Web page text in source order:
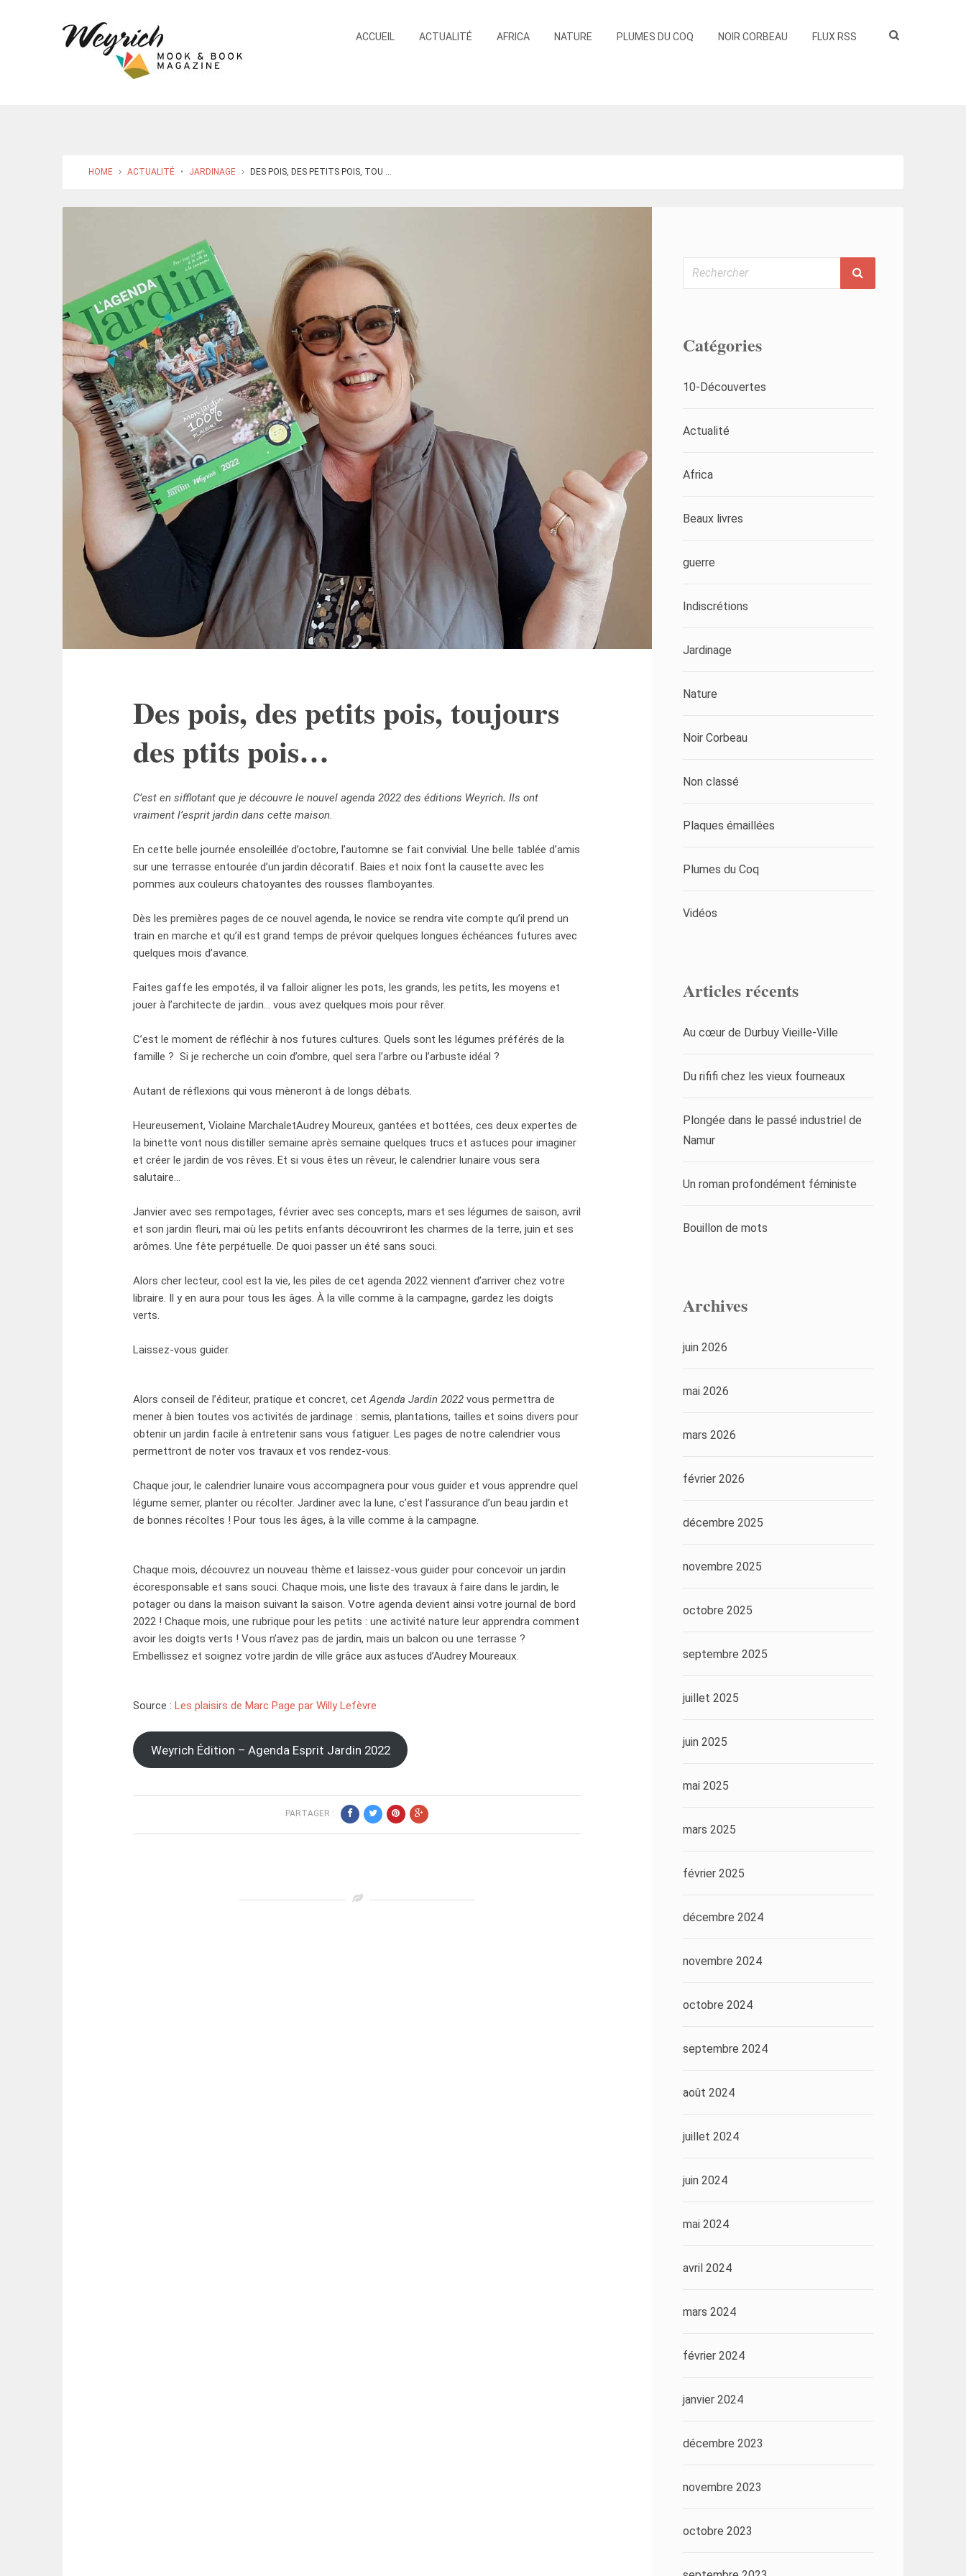
ACCUEIL ACTUALITÉ AFRICA NATURE PLUMES DU COQ NOIR CORBEAU FLUX RSS
HOME ACTUALITÉ • JARDINAGE DES POIS, DES PETITS POIS, TOU ...
Des pois, des petits pois, toujours
des ptits pois…
C’est en sifflotant que je découvre le nouvel agenda 2022 des éditions Weyrich.Ils ont
vraiment l’esprit jardin dans cette maison.
En cette belle journée ensoleillée d’octobre, l’automne se fait convivial. Une belle tablée d’amis
sur une terrasse entourée d’un jardin décoratif. Baies et noix font la causette avec les
pommes aux couleurs chatoyantes des rousses flamboyantes.
Dès les premières pages de ce nouvel agenda, le novice se rendra vite compte qu’il prend un
train en marche et qu’il est grand temps de prévoir quelques longues échéances futures avec
quelques mois d’avance.
Faites gaffe les empotés, il va falloir aligner les pots, les grands, les petits, les moyens et
jouer à l’architecte de jardin… vous avez quelques mois pour rêver.
C’est le moment de réfléchir à nos futures cultures. Quels sont les légumes préférés de la
famille ? Si je recherche un coin d’ombre, quel sera l’arbre ou l’arbuste idéal ?
Autant de réflexions qui vous mèneront à de longs débats.
Heureusement, Violaine MarchaletAudrey Moureux, gantées et bottées, ces deux expertes de
la binette vont nous distiller semaine après semaine quelques trucs et astuces pour imaginer
et créer le jardin de vos rêves. Et si vous êtes un rêveur, le calendrier lunaire vous sera
salutaire…
Janvier avec ses rempotages, février avec ses concepts, mars et ses légumes de saison, avril
et son jardin fleuri, mai où les petits enfants découvriront les charmes de la terre, juin et ses
arômes. Une fête perpétuelle. De quoi passer un été sans souci.
Alors cher lecteur, cool est la vie, les piles de cet agenda 2022 viennent d’arriver chez votre
libraire. Il y en aura pour tous les âges. À la ville comme à la campagne, gardez les doigts
verts.
Laissez-vous guider.
Alors conseil de l’éditeur, pratique et concret, cet Agenda Jardin 2022 vous permettra de
mener à bien toutes vos activités de jardinage : semis, plantations, tailles et soins divers pour
obtenir un jardin facile à entretenir sans vous fatiguer. Les pages de notre calendrier vous
permettront de noter vos travaux et vos rendez-vous.
Chaque jour, le calendrier lunaire vous accompagnera pour vous guider et vous apprendre quel
légume semer, planter ou récolter. Jardiner avec la lune, c’est l’assurance d’un beau jardin et
de bonnes récoltes ! Pour tous les âges, à la ville comme à la campagne.
Chaque mois, découvrez un nouveau thème et laissez-vous guider pour concevoir un jardin
écoresponsable et sans souci. Chaque mois, une liste des travaux à faire dans le jardin, le
potager ou dans la maison suivant la saison. Votre agenda devient ainsi votre journal de bord
2022 ! Chaque mois, une rubrique pour les petits : une activité nature leur apprendra comment
avoir les doigts verts ! Vous n’avez pas de jardin, mais un balcon ou une terrasse ?
Embellissez et soignez votre jardin de ville grâce aux astuces d’Audrey Moureaux.
Source : Les plaisirs de Marc Page par Willy Lefèvre
Weyrich Édition – Agenda Esprit Jardin 2022
PARTAGER :
Rechercher
Catégories
10-Découvertes
Actualité
Africa
Beaux livres
guerre
Indiscrétions
Jardinage
Nature
Noir Corbeau
Non classé
Plaques émaillées
Plumes du Coq
Vidéos
Articles récents
Au cœur de Durbuy Vieille-Ville
Du rififi chez les vieux fourneaux
Plongée dans le passé industriel de
Namur
Un roman profondément féministe
Bouillon de mots
Archives
juin 2026
mai 2026
mars 2026
février 2026
décembre 2025
novembre 2025
octobre 2025
septembre 2025
juillet 2025
juin 2025
mai 2025
mars 2025
février 2025
décembre 2024
novembre 2024
octobre 2024
septembre 2024
août 2024
juillet 2024
juin 2024
mai 2024
avril 2024
mars 2024
février 2024
janvier 2024
décembre 2023
novembre 2023
octobre 2023